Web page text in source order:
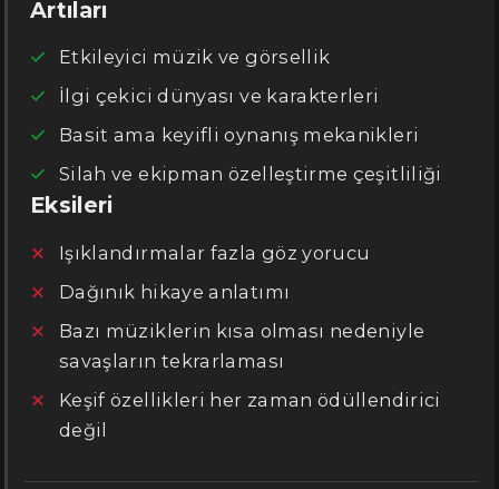
Artıları
Etkileyici müzik ve görsellik
İlgi çekici dünyası ve karakterleri
Basit ama keyifli oynanış mekanikleri
Silah ve ekipman özelleştirme çeşitliliği
Eksileri
Işıklandırmalar fazla göz yorucu
Dağınık hikaye anlatımı
Bazı müziklerin kısa olması nedeniyle
savaşların tekrarlaması
Keşif özellikleri her zaman ödüllendirici
değil